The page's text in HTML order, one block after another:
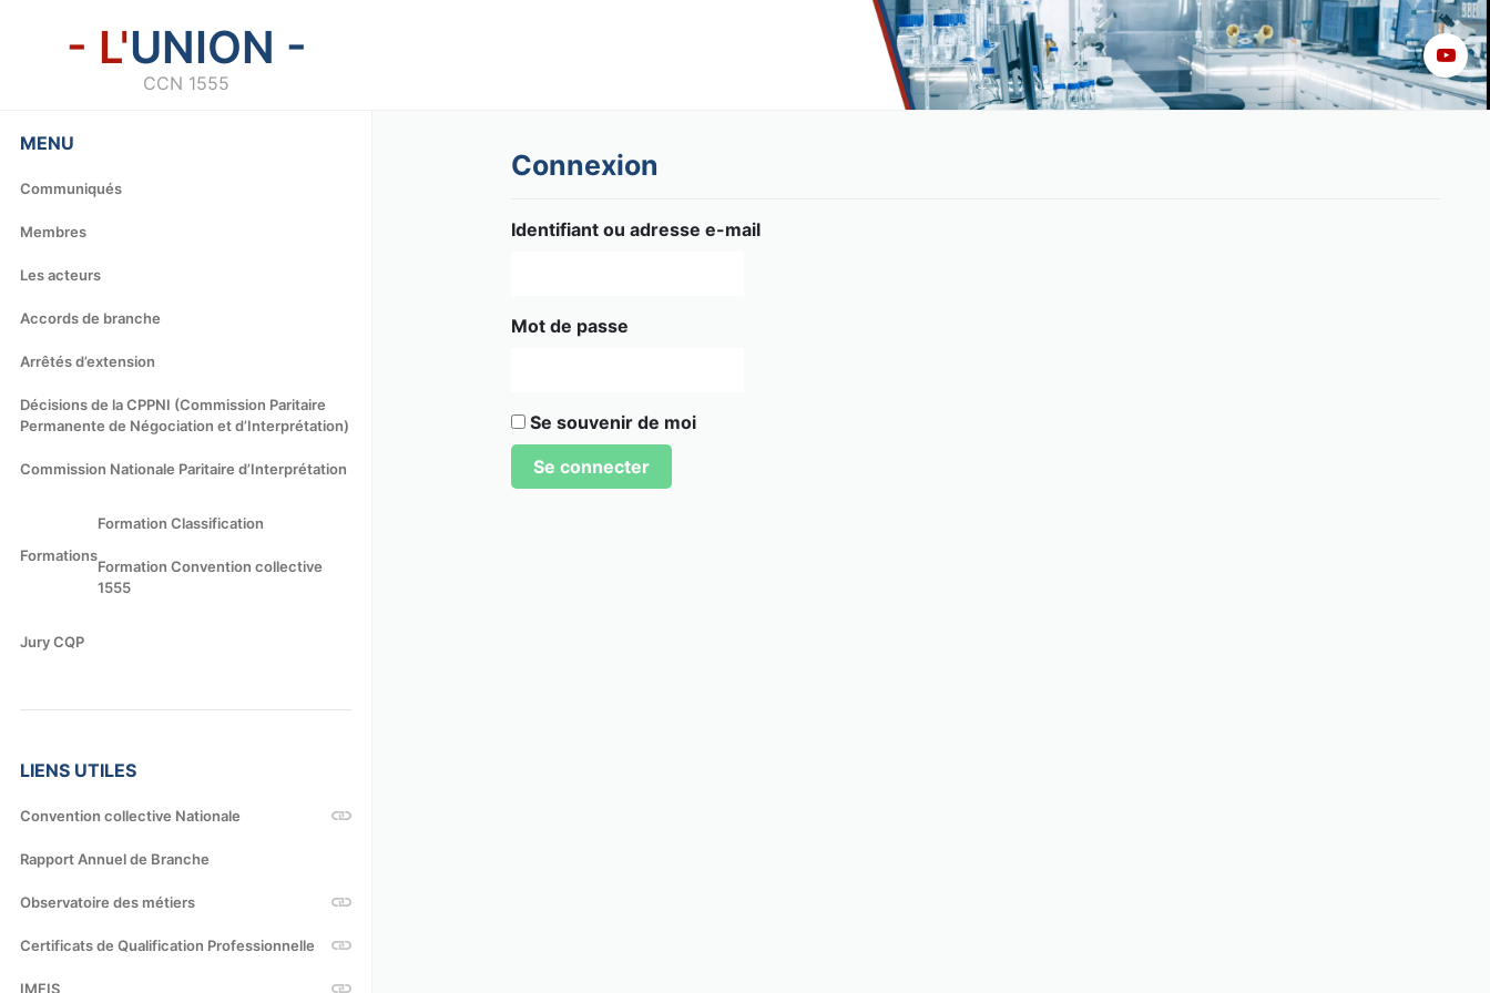
- L'UNION -
CCN 1555
MENU
Communiqués
Membres
Les acteurs
Accords de branche
Arrêtés d’extension
Décisions de la CPPNI (Commission Paritaire
Permanente de Négociation et d’Interprétation)
Commission Nationale Paritaire d’Interprétation
Formations
Formation Classification
Formation Convention collective
1555
Jury CQP
LIENS UTILES
Convention collective Nationale
Rapport Annuel de Branche
Observatoire des métiers
Certificats de Qualification Professionnelle
IMFIS
Connexion
Identifiant ou adresse e-mail
Mot de passe
Se souvenir de moi